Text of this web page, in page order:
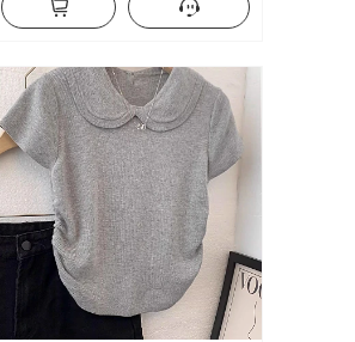
Conjunto Conjunto de esportes
Feminino Estilo